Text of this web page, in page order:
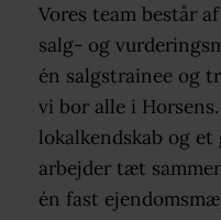
Vores team består
salg- og
én salgstrainee og
vi bor alle i
lokalkendskab og
arbejder tæt
én fast